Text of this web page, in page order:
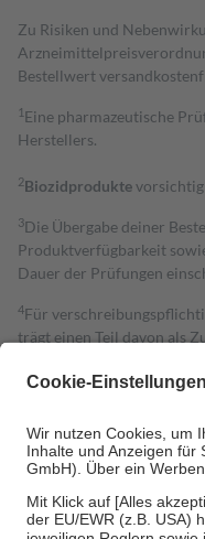
Zu Risiken und
Bestell­wert
1 Eine pharmazeutische
Herstellers.
2Biozidprodukte
3Die Übergabe deiner
Produktverfügbarkeit
Dauer der Prüfungen
4Für
trägt einen Teil davon als
zu entrichten.
Bei Heilmitteln und
Um das Engagement der
• Kindern und
• Untersuchungen zur
• empfohlenen